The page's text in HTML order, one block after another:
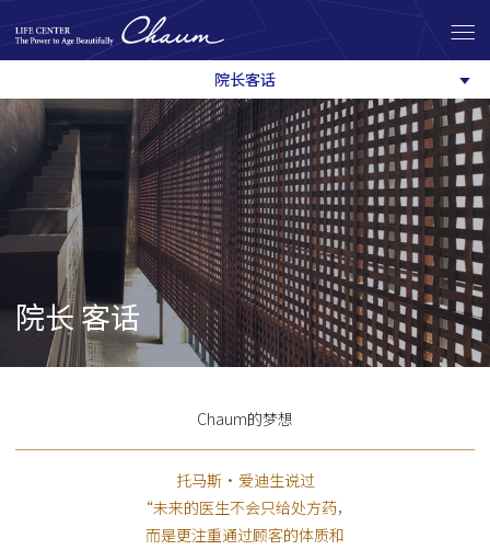
院长客话
院长 客话
Chaum的梦想
托马斯·爱迪生说过
“未来的医生不会只给处方药，
而是更注重通过顾客的体质和